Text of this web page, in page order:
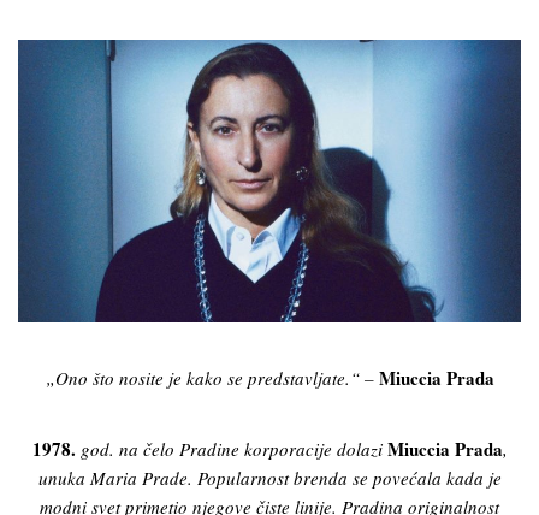
„Ono što nosite je kako se predstavljate.“ – Miuccia Prada
1978. god. na čelo Pradine korporacije dolazi Miuccia Prada,
unuka Maria Prade. Popularnost brenda se povećala kada je
modni svet primetio njegove čiste linije. Pradina originalnost